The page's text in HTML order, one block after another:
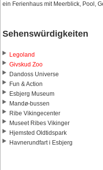
ein Ferienhaus mit Meerblick, Pool,
Sehenswürdigkeiten
Legoland
Givskud Zoo
Dandoss Universe
Fun & Action
Esbjerg Museum
Mandø-bussen
Ribe Vikingecenter
Museet Ribes Vikinger
Hjemsted Oldtidspark
Havnerundfart i Esbjerg